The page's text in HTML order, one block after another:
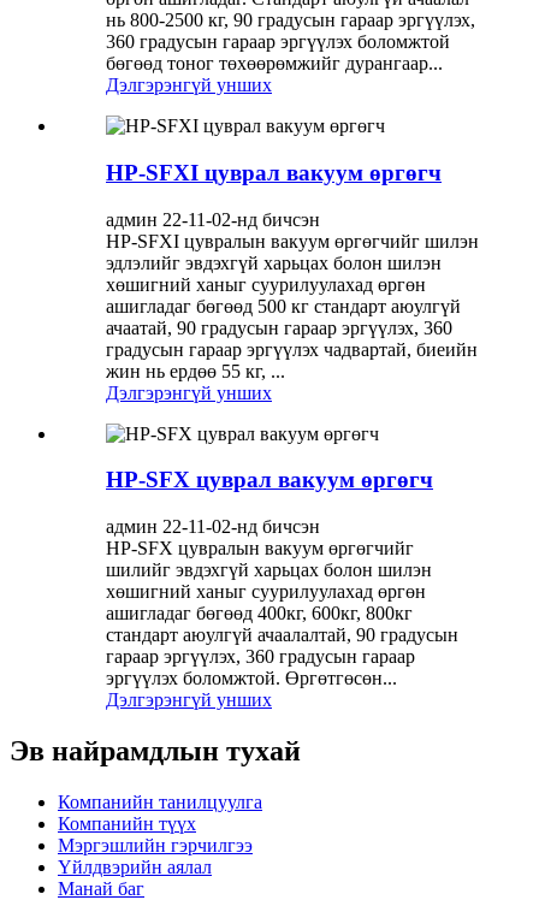
нь 800-2500 кг, 90 градусын гараар эргүүлэх,
360 градусын гараар эргүүлэх боломжтой
бөгөөд тоног төхөөрөмжийг дурангаар...
Дэлгэрэнгүй унших
HP-SFXI цуврал вакуум өргөгч
админ 22-11-02-нд бичсэн
HP-SFXI цувралын вакуум өргөгчийг шилэн
эдлэлийг эвдэхгүй харьцах болон шилэн
хөшигний ханыг суурилуулахад өргөн
ашигладаг бөгөөд 500 кг стандарт аюулгүй
ачаатай, 90 градусын гараар эргүүлэх, 360
градусын гараар эргүүлэх чадвартай, биеийн
жин нь ердөө 55 кг, ...
Дэлгэрэнгүй унших
HP-SFX цуврал вакуум өргөгч
админ 22-11-02-нд бичсэн
HP-SFX цувралын вакуум өргөгчийг
шилийг эвдэхгүй харьцах болон шилэн
хөшигний ханыг суурилуулахад өргөн
ашигладаг бөгөөд 400кг, 600кг, 800кг
стандарт аюулгүй ачаалалтай, 90 градусын
гараар эргүүлэх, 360 градусын гараар
эргүүлэх боломжтой. Өргөтгөсөн...
Дэлгэрэнгүй унших
Эв найрамдлын тухай
Компанийн танилцуулга
Компанийн түүх
Мэргэшлийн гэрчилгээ
Үйлдвэрийн аялал
Манай баг